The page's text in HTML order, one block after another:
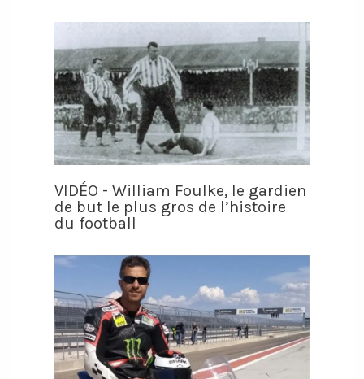
VIDÉO - William Foulke, le gardien
de but le plus gros de l’histoire
du football